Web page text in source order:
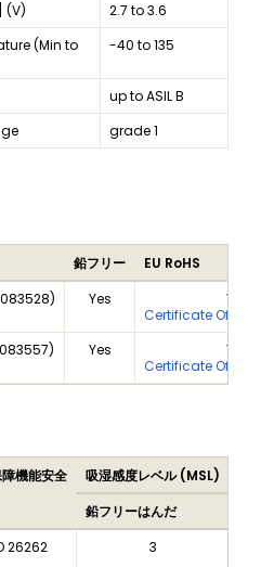
(V)
2.7 to 3.6
(Min to
-40 to 135
up to ASIL B
grade 1
鉛フリー
EU RoHS
) Yes
Yes
Certificate Of
) Yes
Yes
Certificate Of
機能安全 吸湿感度レベル (MSL)
鉛フリーはんだ
26262 3